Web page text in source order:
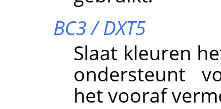
BC3 / DXT5
Slaat kleuren
ondersteunt
het vooraf